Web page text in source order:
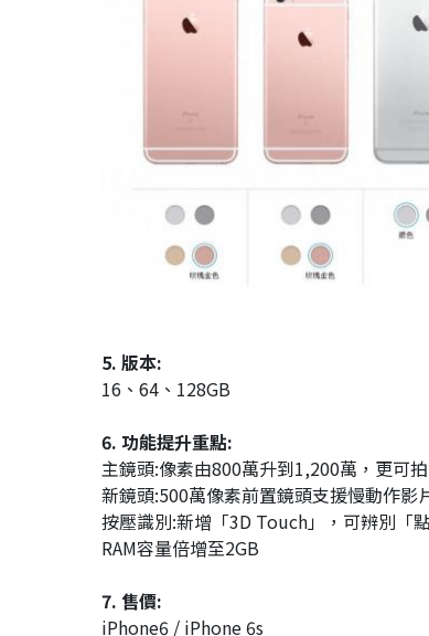
5. 版本:
16、64、128GB
6. 功能提升重點:
主鏡頭:像素由800萬升到1,200萬，更可拍
新鏡頭:500萬像素前置鏡頭支援慢動作影
按壓識別:新增「3D Touch」，可辨別「
RAM容量倍增至2GB
7. 售價:
iPhone6 / iPhone 6s